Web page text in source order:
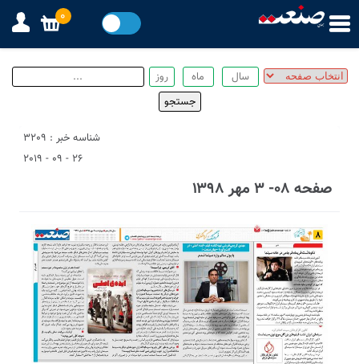
شناسه خبر : 3209
26 - 09 - 2019
صفحه ۰۸- ۳ مهر ۱۳۹۸
1
3
0